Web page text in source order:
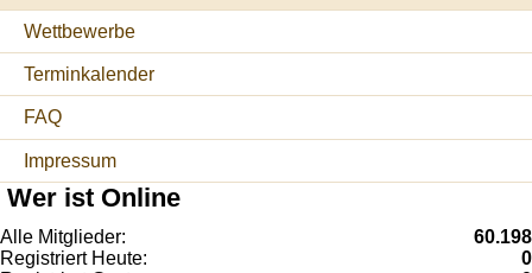
Wettbewerbe
Terminkalender
FAQ
Impressum
Wer ist Online
Alle Mitglieder:
60.198
Registriert Heute:
0